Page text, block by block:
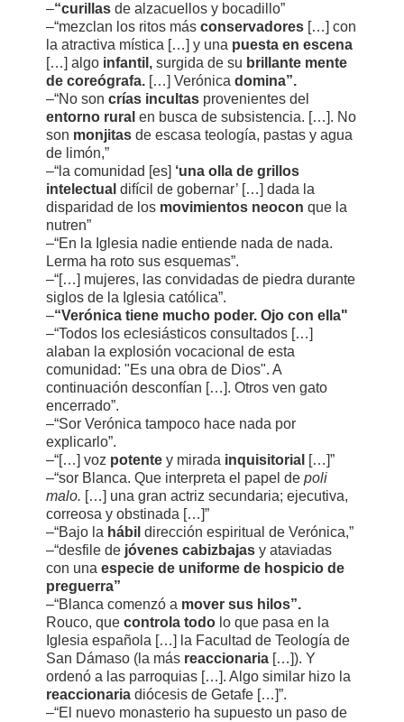
–“curillas de alzacuellos y bocadillo”
–“mezclan los ritos más conservadores […] con
la atractiva mística […] y una puesta en escena
[…] algo infantil, surgida de su brillante mente
de coreógrafa. […] Verónica domina”.
–“No son crías incultas provenientes del
entorno rural en busca de subsistencia. […]. No
son monjitas de escasa teología, pastas y agua
de limón,”
–“la comunidad [es] ‘una olla de grillos
intelectual difícil de gobernar’ […] dada la
disparidad de los movimientos neocon que la
nutren”
–“En la Iglesia nadie entiende nada de nada.
Lerma ha roto sus esquemas”.
–“[…] mujeres, las convidadas de piedra durante
siglos de la Iglesia católica”.
–“Verónica tiene mucho poder. Ojo con ella"
–“Todos los eclesiásticos consultados […]
alaban la explosión vocacional de esta
comunidad: "Es una obra de Dios". A
continuación desconfían […]. Otros ven gato
encerrado”.
–“Sor Verónica tampoco hace nada por
explicarlo”.
–“[…] voz potente y mirada inquisitorial […]”
–“sor Blanca. Que interpreta el papel de poli
malo. […] una gran actriz secundaria; ejecutiva,
correosa y obstinada […]”
–“Bajo la hábil dirección espiritual de Verónica,”
–“desfile de jóvenes cabizbajas y ataviadas
con una especie de uniforme de hospicio de
preguerra”
–“Blanca comenzó a mover sus hilos”.
Rouco, que controla todo lo que pasa en la
Iglesia española […] la Facultad de Teología de
San Dámaso (la más reaccionaria […]). Y
ordenó a las parroquias […]. Algo similar hizo la
reaccionaria diócesis de Getafe […]”.
–“El nuevo monasterio ha supuesto un paso de